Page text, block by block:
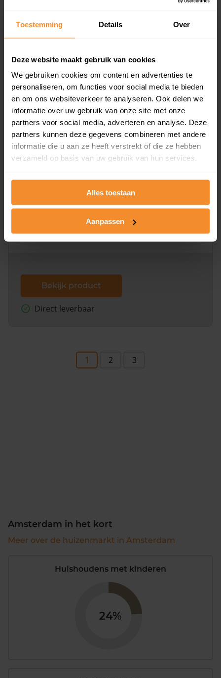
Toestemming Details Over
Deze website maakt gebruik van cookies
We gebruiken cookies om content en advertenties te
personaliseren, om functies voor social media te bieden
en om ons websiteverkeer te analyseren. Ook delen we
informatie over uw gebruik van onze site met onze
partners voor social media, adverteren en analyse. Deze
partners kunnen deze gegevens combineren met andere
informatie die u aan ze heeft verstrekt of die ze hebben
verzameld op basis van uw gebruik van hun services.
Alles toestaan
Aanpassen
Een overzicht van alle verkochte woningen (koopsom
inclusief een jaar lang gratis updates van nieuwe
Bekijk product
Direct leverbaar
Kadastrale kaart pakket
Alleen globale ligging perceel
Een uitgebreid overzicht van het perceel en
omliggende percelen met de kadastrale erfgrenzen,
dit inclusief de luchtfoto!
Bekijk product
Direct leverbaar
1 2 3
Amsterdam in het kort
Meer over de huizenmarkt in Amsterdam
Huishoudens met kinderen
24%